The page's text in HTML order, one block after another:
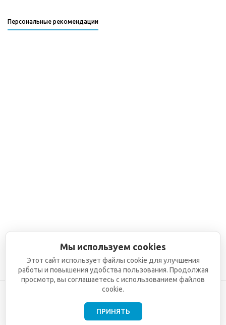
Персональные рекомендации
Мы используем cookies
Этот сайт использует файлы cookie для улучшения
работы и повышения удобства пользования. Продолжая
просмотр, вы соглашаетесь с использованием файлов
cookie.
ПРИНЯТЬ